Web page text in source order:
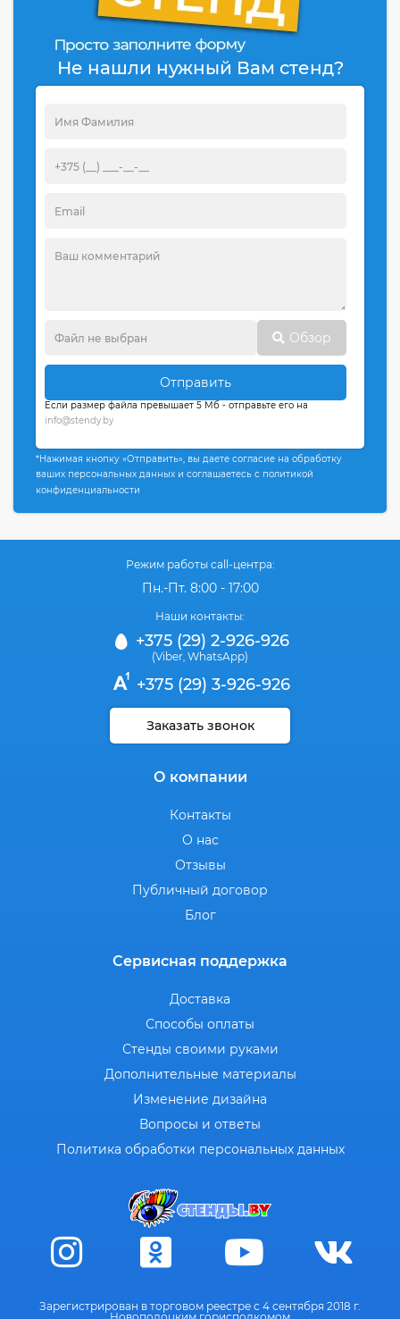
Не нашли нужный Вам стенд?
Обзор
Отправить
Если размер файла превышает 5 Мб - отправьте его на
info@stendy.by
*Нажимая кнопку «Отправить», вы даете согласие на обработку
ваших персональных данных и соглашаетесь с политикой
конфиденциальности
Режим работы call-центра:
Пн.-Пт. 8:00 - 17:00
Наши контакты:
+375 (29) 2-926-926
(Viber WhatsApp)
+375 (29) 3-926-926
Заказать звонок
О компании
Контакты
О нас
Отзывы
Публичный договор
Блог
Сервисная поддержка
Доставка
Способы оплаты
Стенды своими руками
Дополнительные материалы
Изменение дизайна
Вопросы и ответы
Политика обработки персональных данных
Зарегистрирован в торговом реестре с 4 сентября 2018 г.